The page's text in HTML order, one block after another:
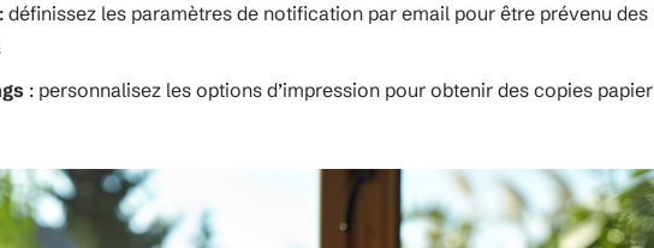
: définissez les paramètres de notification par email pour être prévenu des
: personnalisez les options d’impression pour obtenir des copies papier